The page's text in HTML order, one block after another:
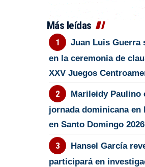
Más leídas
Juan Luis Guerra
en la ceremonia de
XXV Juegos
Marileidy Paulino
jornada dominicana en
en Santo Domingo 2026
Hansel García
participará en